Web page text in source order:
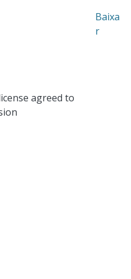
agreed to
Baixa
r